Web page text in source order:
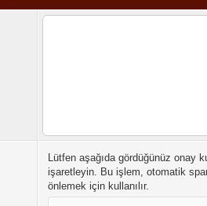
Lütfen aşağıda gördüğünüz onay
işaretleyin. Bu işlem, otomatik
önlemek için kullanılır.